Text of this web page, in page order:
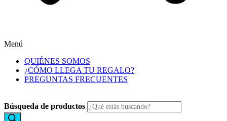
Menú
QUIÉNES SOMOS
¿CÓMO LLEGA TU REGALO?
PREGUNTAS FRECUENTES
Búsqueda de productos